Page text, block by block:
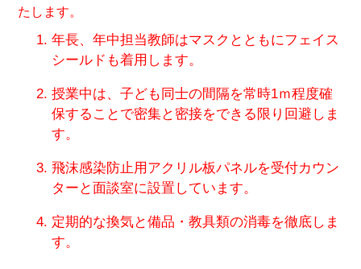
たします。
年長、年中担当教師はマスクとともにフェイス
シールドも着用します。
授業中は、子ども同士の間隔を常時1ｍ程度確
保することで密集と密接をできる限り回避しま
す。
飛沫感染防止用アクリル板パネルを受付カウン
ターと面談室に設置しています。
定期的な換気と備品・教具類の消毒を徹底しま
す。